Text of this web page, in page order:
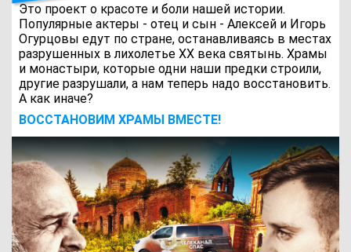
Это проект о красоте и боли нашей истории.
Популярные актеры - отец и сын - Алексей и Игорь
Огурцовы едут по стране, останавливаясь в местах
разрушенных в лихолетье ХХ века святынь. Храмы
и монастыри, которые одни наши предки строили,
другие разрушали, а нам теперь надо восстановить.
А как иначе?
ВОCСТАНОВИМ ХРАМЫ ВМЕСТЕ!